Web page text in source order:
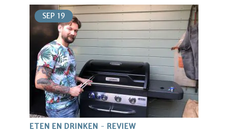
SEP 19
ETEN EN DRINKEN REVIEW